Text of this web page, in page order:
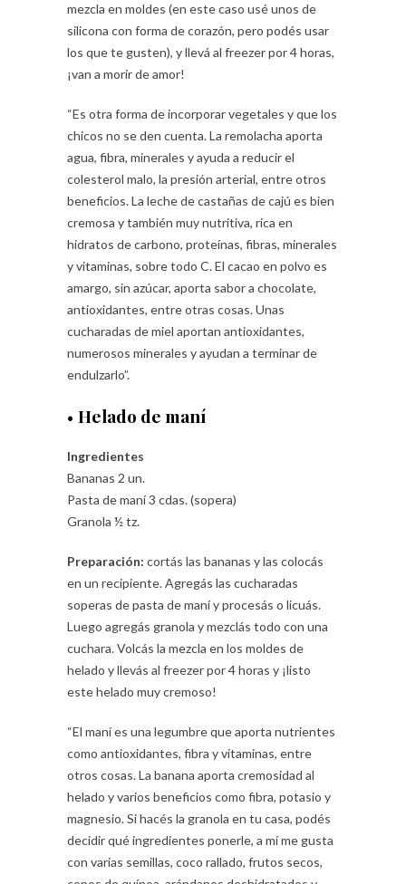
mezcla en moldes (en este caso usé unos de
silicona con forma de corazón, pero podés usar
los que te gusten), y llevá al freezer por 4 horas,
¡van a morir de amor!
“Es otra forma de incorporar vegetales y que los
chicos no se den cuenta. La remolacha aporta
agua, fibra, minerales y ayuda a reducir el
colesterol malo, la presión arterial, entre otros
beneficios. La leche de castañas de cajú es bien
cremosa y también muy nutritiva, rica en
hidratos de carbono, proteínas, fibras, minerales
y vitaminas, sobre todo C. El cacao en polvo es
amargo, sin azúcar, aporta sabor a chocolate,
antioxidantes, entre otras cosas. Unas
cucharadas de miel aportan antioxidantes,
numerosos minerales y ayudan a terminar de
endulzarlo”.
• Helado de maní
Ingredientes
Bananas 2 un.
Pasta de maní 3 cdas. (sopera)
Granola ½ tz.
Preparación: cortás las bananas y las colocás
en un recipiente. Agregás las cucharadas
soperas de pasta de maní y procesás o licuás.
Luego agregás granola y mezclás todo con una
cuchara. Volcás la mezcla en los moldes de
helado y llevás al freezer por 4 horas y ¡listo
este helado muy cremoso!
“El maní es una legumbre que aporta nutrientes
como antioxidantes, fibra y vitaminas, entre
otros cosas. La banana aporta cremosidad al
helado y varios beneficios como fibra, potasio y
magnesio. Si hacés la granola en tu casa, podés
decidir qué ingredientes ponerle, a mí me gusta
con varias semillas, coco rallado, frutos secos,